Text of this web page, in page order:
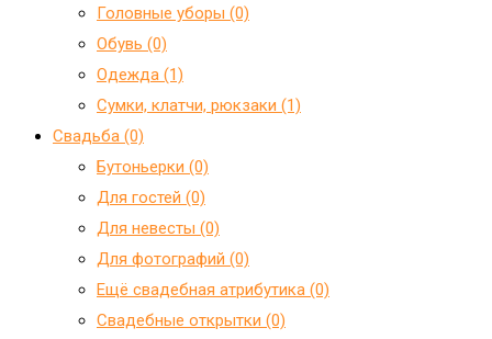
Головные уборы (0)
Обувь (0)
Одежда (1)
Сумки, клатчи, рюкзаки (1)
Свадьба (0)
Бутоньерки (0)
Для гостей (0)
Для невесты (0)
Для фотографий (0)
Ещё свадебная атрибутика (0)
Свадебные открытки (0)